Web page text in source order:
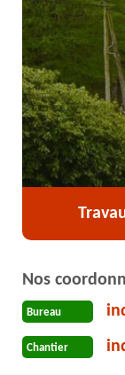
Nos
Bureau
Chantier